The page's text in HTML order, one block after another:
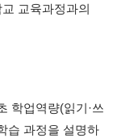
교육과정과의
학업역량(읽기·쓰
습 과정을 설명하